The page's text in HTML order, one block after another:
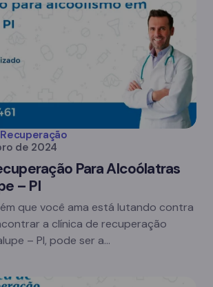
de 2024
Para Alcoólatras
– PI
que você ama está lutando contra
a clínica de recuperação
– PI, pode ser a…